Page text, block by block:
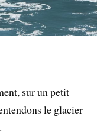
sur un petit
le glacier